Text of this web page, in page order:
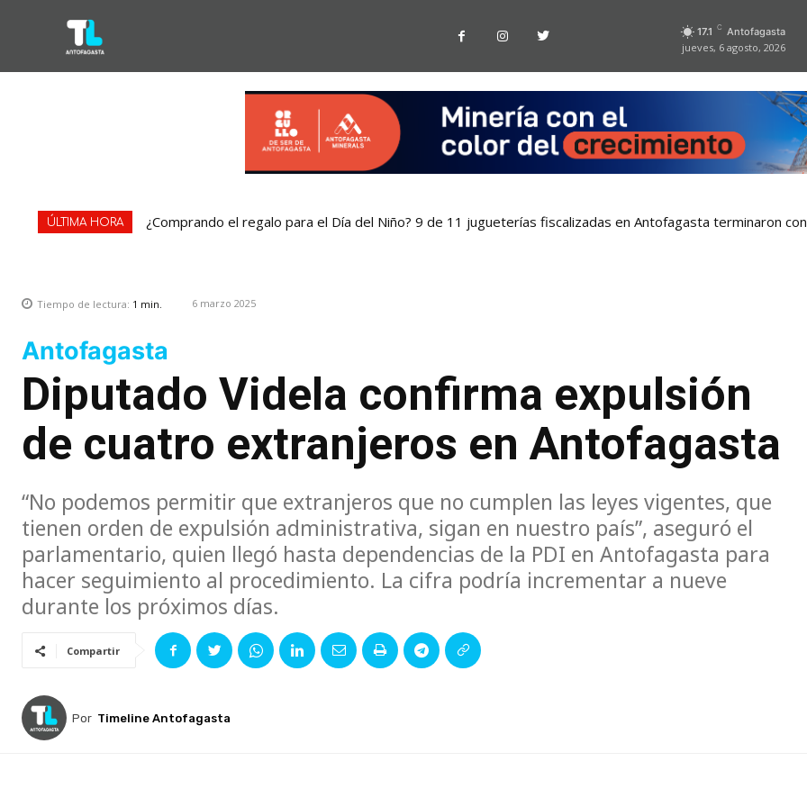
17.1 C Antofagasta
jueves, 6 agosto, 2026
ÚLTIMA HORA ¿Comprando el regalo para el Día del Niño? 9 de 11 jugueterías fiscalizadas en Antofagasta terminaron con
Condominio de Antofagasta contará con sistema que asegura el suministro de agua durante cortes de luz
Tiempo de lectura: 1 min. 6 marzo 2025
Antofagasta
Diputado Videla confirma expulsión
de cuatro extranjeros en Antofagasta
“No podemos permitir que extranjeros que no cumplen las leyes vigentes, que
tienen orden de expulsión administrativa, sigan en nuestro país”, aseguró el
parlamentario, quien llegó hasta dependencias de la PDI en Antofagasta para
hacer seguimiento al procedimiento. La cifra podría incrementar a nueve
durante los próximos días.
Compartir
Por Timeline Antofagasta